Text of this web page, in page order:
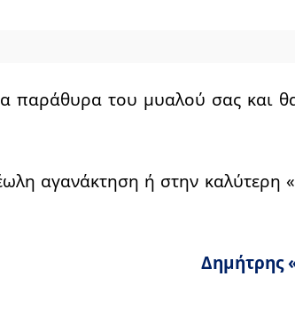
παράθυρα του μυαλού σας και
αγανάκτηση ή στην καλύτερη
Δημήτρης